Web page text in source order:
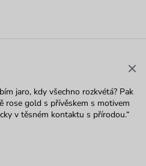
jaro, kdy všechno rozkvétá? Pak
rose gold s přívěskem s motivem
v těsném kontaktu s přírodou.“